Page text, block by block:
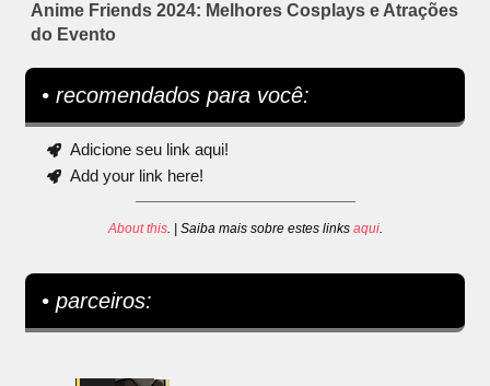
Anime Friends 2024: Melhores Cosplays e Atrações
do Evento
• recomendados para você:
Adicione seu link aqui!
Add your link here!
About this. | Saiba mais sobre estes links aqui.
• parceiros: